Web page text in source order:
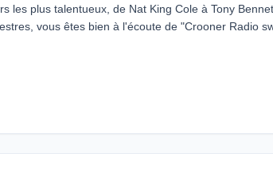
les plus talentueux, de Nat King Cole à Tony
vous êtes bien à l'écoute de "Crooner Radio